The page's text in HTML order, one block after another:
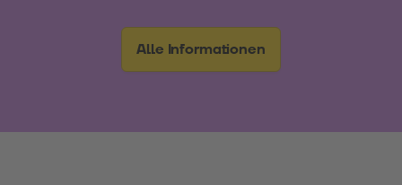
Alle Informationen